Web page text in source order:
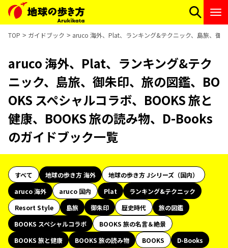
TOP ガイドブック aruco 海外、Plat、ランキング&テクニック、島旅、御
aruco 海外、Plat、ランキング&テク
ニック、島旅、御朱印、旅の図鑑、BO
OKS スペシャルコラボ、BOOKS 旅と
健康、BOOKS 旅の読み物、D-Books
のガイドブック一覧
すべて 地球の歩き方 海外
地球の歩き方 Jシリーズ（国内）
aruco 海外
aruco 国内 Plat
ランキング&テクニック
Resort Style
島旅 御朱印 歴史時代
旅の図鑑
BOOKS スペシャルコラボ
BOOKS 旅の名言＆絶景
BOOKS 旅と健康
BOOKS 旅の読み物 BOOKS
D-Books